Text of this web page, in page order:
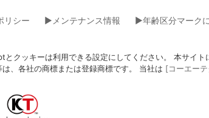
リシー ▶︎メンテナンス情報
▶︎年齢区分マーク
ッキーは利用できる設定にしてください。 本サイト
、各社の商標または登録商標です。 当社は [コーエー